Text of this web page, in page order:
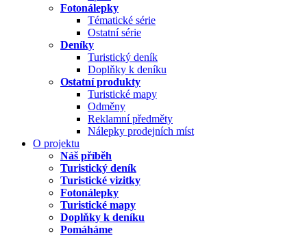
Fotonálepky
Tématické série
Ostatní série
Deníky
Turistický deník
Doplňky k deníku
Ostatní produkty
Turistické mapy
Odměny
Reklamní předměty
Nálepky prodejních míst
O projektu
Náš příběh
Turistický deník
Turistické vizitky
Fotonálepky
Turistické mapy
Doplňky k deníku
Pomáháme